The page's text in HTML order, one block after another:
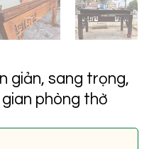
giản, sang trọng,
phòng thờ